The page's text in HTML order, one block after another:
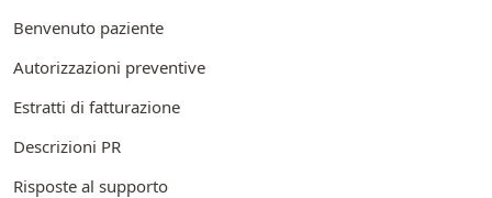
Benvenuto paziente
Autorizzazioni preventive
Estratti di fatturazione
Descrizioni PR
Risposte al supporto